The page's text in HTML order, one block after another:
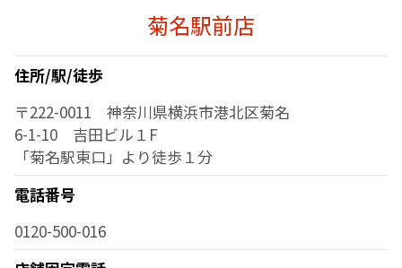
菊名駅前店
住所/駅/徒歩
〒222-0011 神奈川県横浜市港北区菊名
6-1-10 吉田ビル１F
「菊名駅東口」より徒歩１分
電話番号
0120-500-016